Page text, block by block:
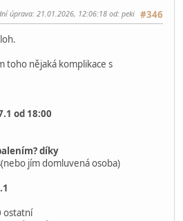
(nenašla jsem) Vánoční výloha
se zas přidala
úprava: 21.01.2026, 12:06:18 od: peki
toho nějaká komplikace s